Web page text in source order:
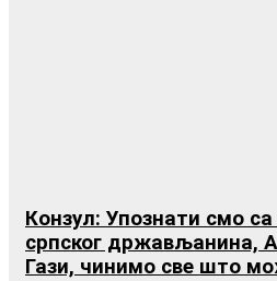
Конзул: Упознати смо
српског држављанина,
Гази, чинимо све што